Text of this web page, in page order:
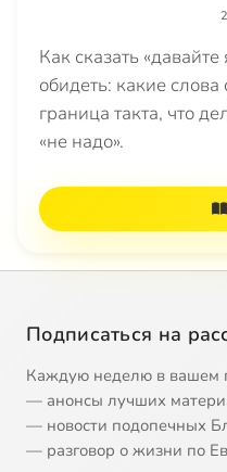
Как сказать
обидеть: какие
граница такта, что
«не надо».
Подписаться на
Каждую неделю в вашем
— анонсы лучших
— новости подопечных
— разговор о жизни по